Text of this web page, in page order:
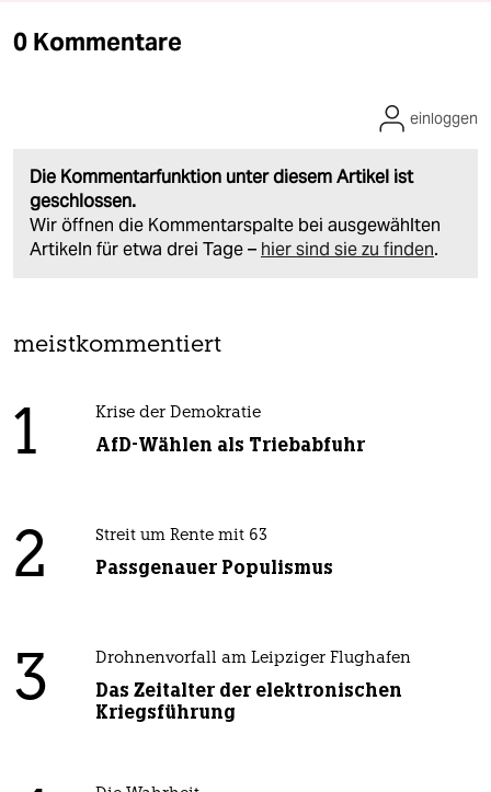
0 Kommentare
Die Kommentarfunktion unter diesem Artikel ist
geschlossen.
Wir öffnen die Kommentarspalte bei ausgewählten
Artikeln für etwa drei Tage – hier sind sie zu finden.
einloggen
meistkommentiert
1 Krise der Demokratie
AfD-Wählen als Triebabfuhr
2 Streit um Rente mit 63
Passgenauer Populismus
3 Drohnenvorfall am Leipziger Flughafen
Das Zeitalter der elektronischen
Kriegsführung